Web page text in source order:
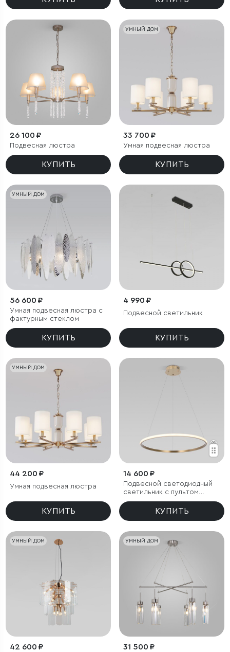
26 100 ₽
Подвесная люстра
КУПИТЬ
УМНЫЙ ДОМ
33 700 ₽
Умная подвесная люстра
КУПИТЬ
УМНЫЙ ДОМ
56 600 ₽
Умная подвесная люстра с
фактурным стеклом
КУПИТЬ
4 990 ₽
Подвесной светильник
КУПИТЬ
УМНЫЙ ДОМ
44 200 ₽
Умная подвесная люстра
КУПИТЬ
14 600 ₽
Подвесной светодиодный
светильник с пультом
управления
КУПИТЬ
УМНЫЙ ДОМ
42 600 ₽
УМНЫЙ ДОМ
31 500 ₽